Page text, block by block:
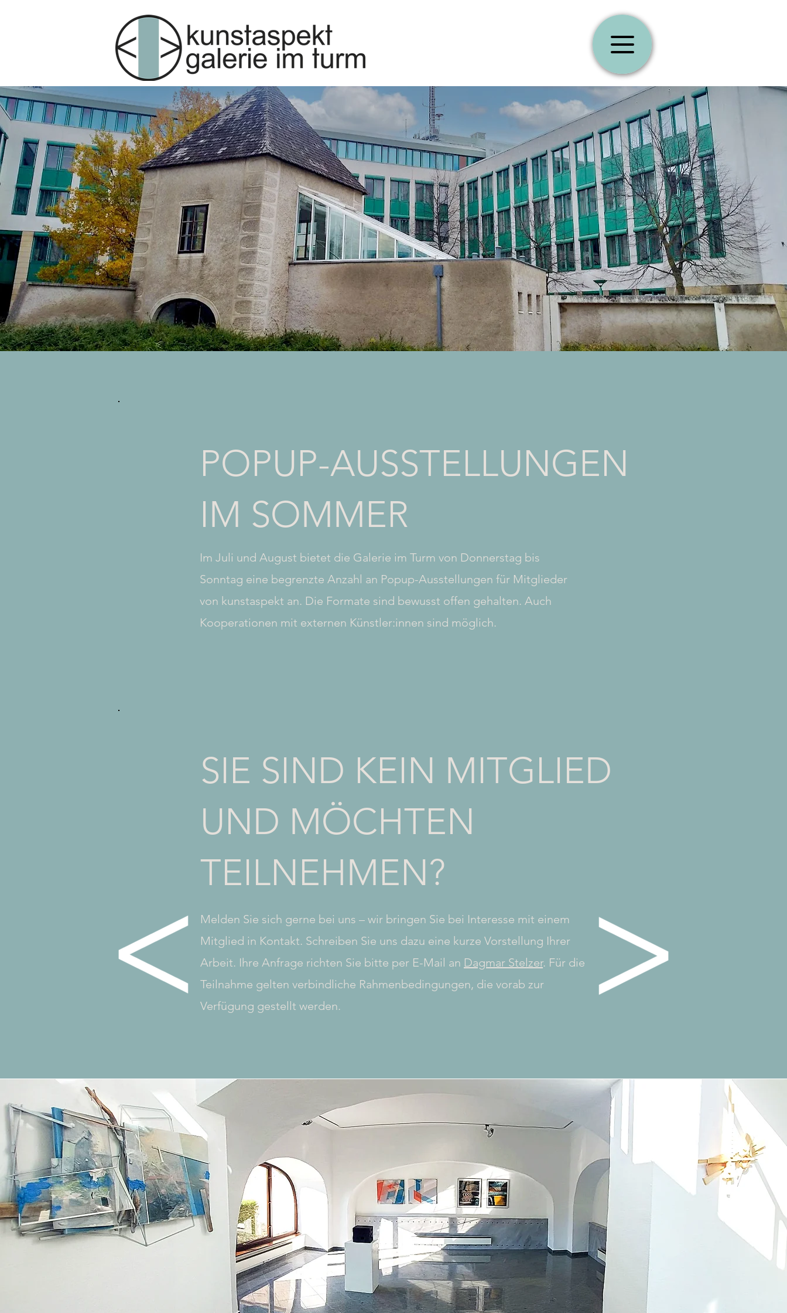
POPUP-AUSSTELLUNGEN
IM SOMMER
Im Juli und August bietet die Galerie im Turm von Donnerstag bis
Sonntag eine begrenzte Anzahl an Popup-Ausstellungen für Mitglieder
von kunstaspekt an. Die Formate sind bewusst offen gehalten. Auch
Kooperationen mit externen Künstler:innen sind möglich.
SIE SIND KEIN MITGLIED
UND MÖCHTEN
TEILNEHMEN?
Melden Sie sich gerne bei uns – wir bringen Sie bei Interesse mit einem
Mitglied in Kontakt. Schreiben Sie uns dazu eine kurze Vorstellung Ihrer
Arbeit. Ihre Anfrage richten Sie bitte per E-Mail an Dagmar Stelzer.​ Für die
Teilnahme gelten verbindliche Rahmenbedingungen, die vorab zur
Verfügung gestellt werden.